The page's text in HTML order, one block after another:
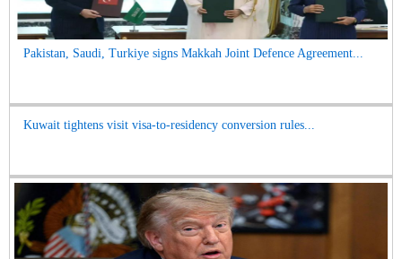
Pakistan, Saudi, Turkiye signs Makkah Joint Defence Agreement...
Kuwait tightens visit visa-to-residency conversion rules...